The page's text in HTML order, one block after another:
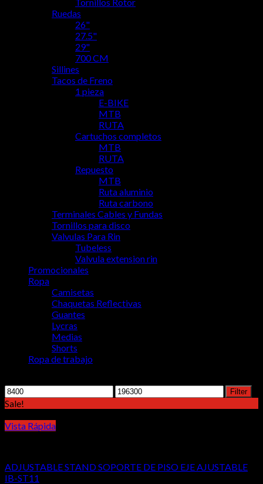
Ruedas
26"
27.5"
29"
700 CM
Sillines
Tacos de Freno
1 pieza
E-BIKE
MTB
RUTA
Cartuchos completos
MTB
RUTA
Repuesto
MTB
Ruta aluminio
Ruta carbono
Terminales Cables y Fundas
Tornillos para disco
Valvulas Para Rin
Tubeless
Valvula extension rin
Promocionales
Ropa
Camisetas
Chaquetas Reflectivas
Guantes
Lycras
Medias
Shorts
Ropa de trabajo
Min
price
Max
price
Filter
Sale!
Vista Rápida
ADJUSTABLE STAND SOPORTE DE PISO EJE AJUSTABLE
IB-ST11